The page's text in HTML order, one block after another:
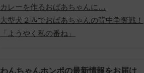
カレーを作るおばあちゃんに…
大型犬２匹でおばあちゃんの背中争奪戦！
「ようやく私の番ね」
わんちゃんホンポの最新情報をお届け